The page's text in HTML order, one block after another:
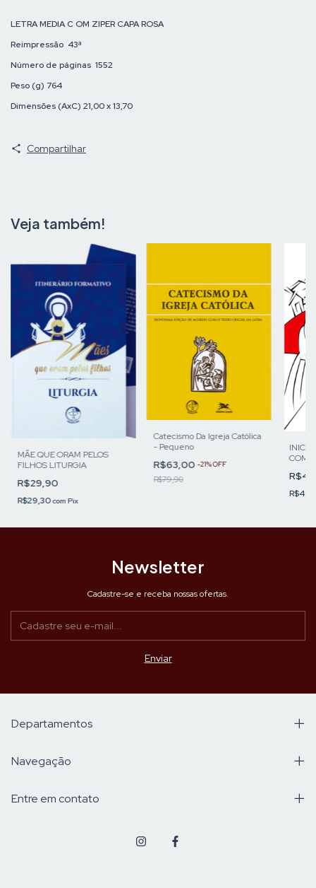
LETRA MEDIA C OM ZIPER CAPA ROSA
Reimpressão 43ª
Número de páginas 1552
Peso (g) 764
Dimensões (AxC) 21,00 x 13,70
Compartilhar
Veja também!
MÃE QUE ORAM PELOS
FILHOS LITURGIA
R$29,90
R$29,30com Pix
Catecismo Da Igreja Católica
- Pequeno
R$63,00-21%OFF
R$79,90
COM
DE
Newsletter
Cadastre-se e receba nossas ofertas.
Departamentos
Navegação
Entre em contato